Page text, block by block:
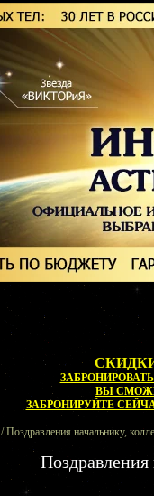
ВЫ
ЗАБРОНИРУЙТЕ
/ Поздравления начальнику,
Поздравления